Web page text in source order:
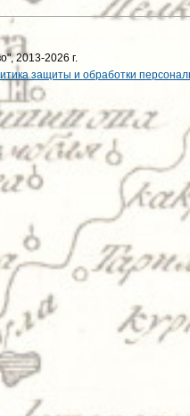
2013-2026 г.
защиты и обработки